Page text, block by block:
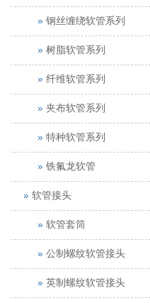
钢丝缠绕软管系列
树脂软管系列
纤维软管系列
夹布软管系列
特种软管系列
铁氟龙软管
软管接头
软管套筒
公制螺纹软管接头
英制螺纹软管接头